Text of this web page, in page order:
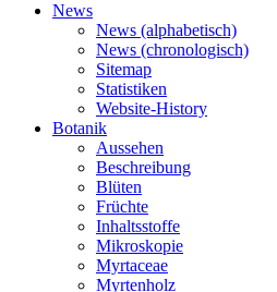
News
News (alphabetisch)
News (chronologisch)
Sitemap
Statistiken
Website-History
Botanik
Aussehen
Beschreibung
Blüten
Früchte
Inhaltsstoffe
Mikroskopie
Myrtaceae
Myrtenholz